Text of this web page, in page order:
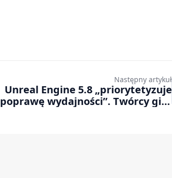
Następny artykuł
Unreal Engine 5.8 „priorytetyzuje
poprawę wydajności”. Twórcy gier